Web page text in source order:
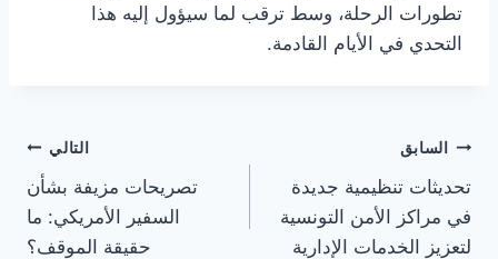
تطورات الرحلة، وسط ترقب لما سيؤول إليه هذا
التحدي في الأيام القادمة.
تصفّح
المقالات
السابق
تحديثات تنظيمية جديدة
في مراكز الأمن التونسية
لتعزيز الخدمات الإدارية
التالي
تصريحات مزيفة بشأن
السفير الأمريكي: ما
حقيقة الموقف؟